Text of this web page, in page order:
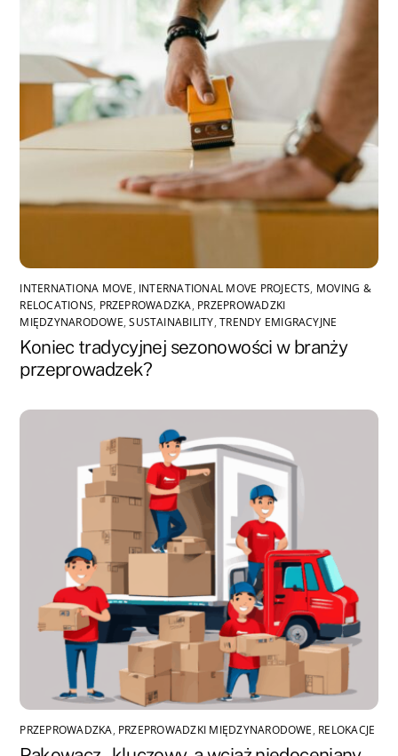
INTERNATIONA MOVE, INTERNATIONAL MOVE PROJECTS, MOVING &
RELOCATIONS, PRZEPROWADZKA, PRZEPROWADZKI
MIĘDZYNARODOWE,SUSTAINABILITY,TRENDY EMIGRACYJNE
Koniec tradycyjnej sezonowości w branży
przeprowadzek?
PRZEPROWADZKA, PRZEPROWADZKI MIĘDZYNARODOWE, RELOKACJE